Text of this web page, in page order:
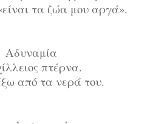
τα ζώα μου αργά».
Αδυναμία
πτέρνα.
από τα νερά του.